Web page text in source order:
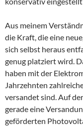
Aus meinem
die Kraft, die eine
sich selbst heraus
genug platziert wird.
haben mit der
Jahrzehnten
versandet sind. Auf
gerade eine
geförderten